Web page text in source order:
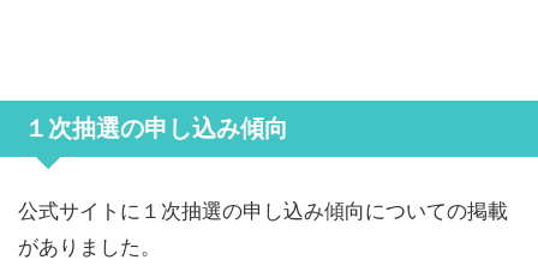
１次抽選の申し込み傾向
公式サイトに１次抽選の申し込み傾向についての掲載
がありました。